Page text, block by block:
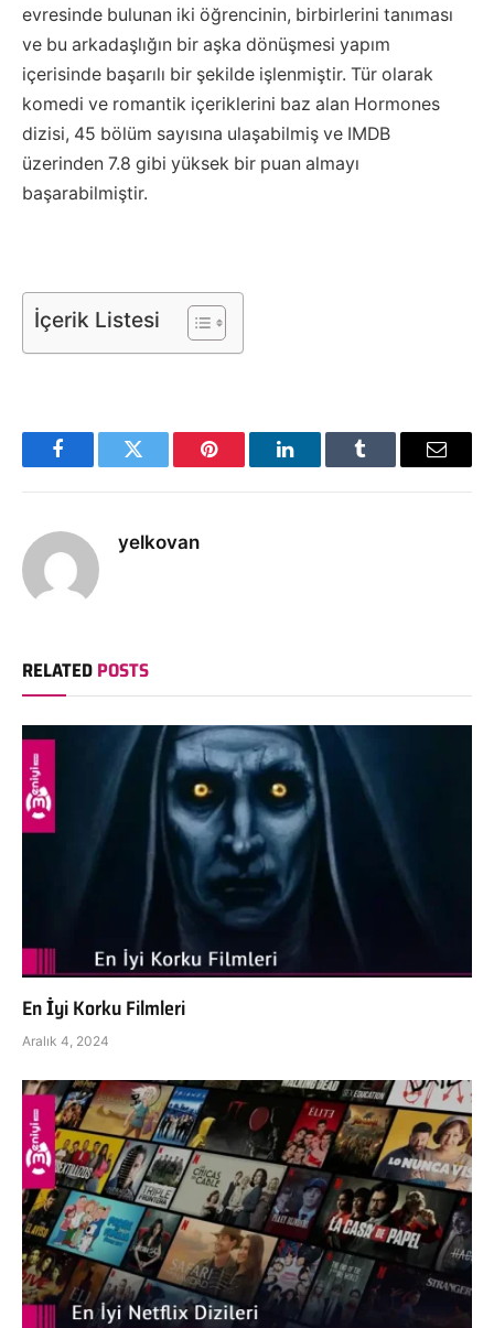
evresinde bulunan iki öğrencinin, birbirlerini tanıması
ve bu arkadaşlığın bir aşka dönüşmesi yapım
içerisinde başarılı bir şekilde işlenmiştir. Tür olarak
komedi ve romantik içeriklerini baz alan Hormones
dizisi, 45 bölüm sayısına ulaşabilmiş ve IMDB
üzerinden 7.8 gibi yüksek bir puan almayı
başarabilmiştir.
İçerik Listesi
FacebookTwitter Pinterest LinkedInTumblr Email
yelkovan
RELATEDPOSTS
En İyi Korku Filmleri
Aralık 4, 2024